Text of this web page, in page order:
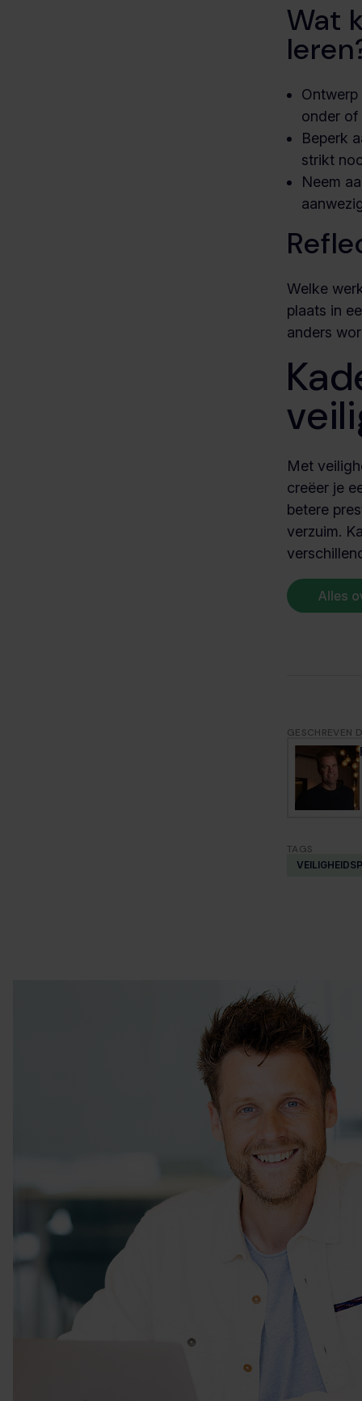
Wat
onder of
Beperk
strikt
Neem
Welke
plaats in
anders
Met
creëer je
betere
verzuim.
GESCHREVEN
TAGS